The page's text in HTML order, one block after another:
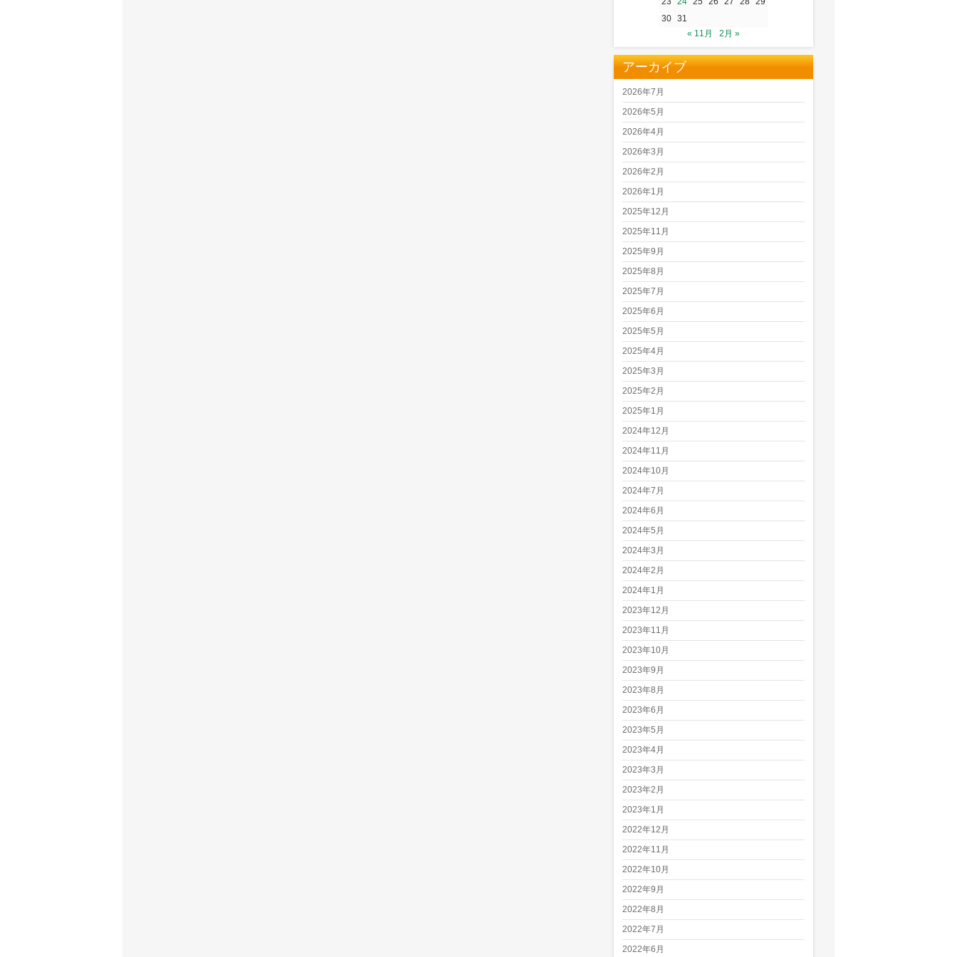
30 31
« 11月
2月 »
アーカイブ
2026年7月
2026年5月
2026年4月
2026年3月
2026年2月
2026年1月
2025年12月
2025年11月
2025年9月
2025年8月
2025年7月
2025年6月
2025年5月
2025年4月
2025年3月
2025年2月
2025年1月
2024年12月
2024年11月
2024年10月
2024年7月
2024年6月
2024年5月
2024年3月
2024年2月
2024年1月
2023年12月
2023年11月
2023年10月
2023年9月
2023年8月
2023年6月
2023年5月
2023年4月
2023年3月
2023年2月
2023年1月
2022年12月
2022年11月
2022年10月
2022年9月
2022年8月
2022年7月
2022年6月